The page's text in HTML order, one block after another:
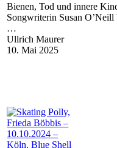
Bienen, Tod und innere
Songwriterin Susan O’Neill
…
Ullrich Maurer
10. Mai 2025